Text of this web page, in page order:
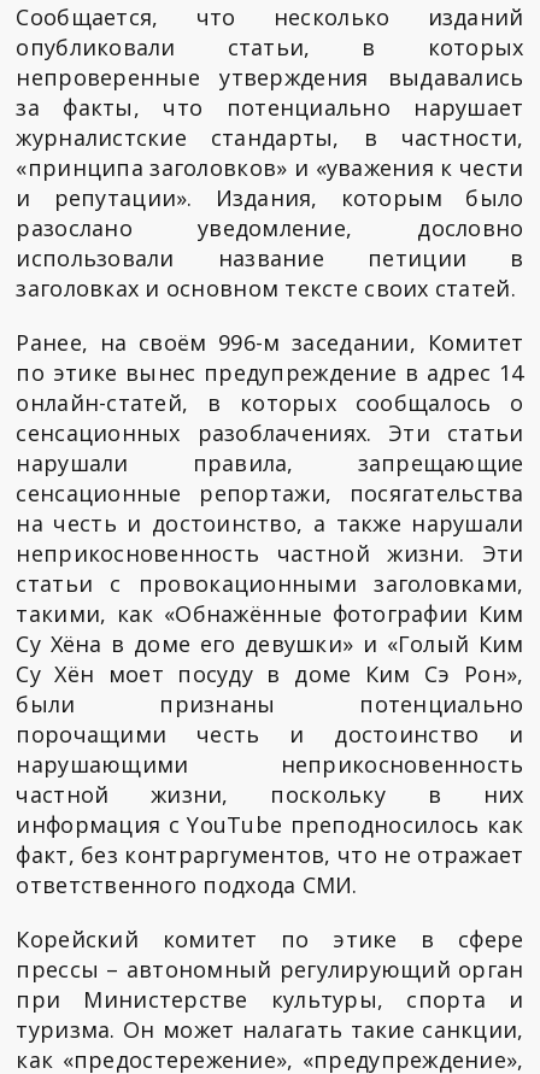
Сообщается, что несколько изданий
опубликовали статьи, в которых
непроверенные утверждения выдавались
за факты, что потенциально нарушает
журналистские стандарты, в частности,
«принципа заголовков» и «уважения к чести
и репутации». Издания, которым было
разослано уведомление, дословно
использовали название петиции в
заголовках и основном тексте своих статей.
Ранее, на своём 996-м заседании, Комитет
по этике вынес предупреждение в адрес 14
онлайн-статей, в которых сообщалось о
сенсационных разоблачениях. Эти статьи
нарушали правила, запрещающие
сенсационные репортажи, посягательства
на честь и достоинство, а также нарушали
неприкосновенность частной жизни. Эти
статьи с провокационными заголовками,
такими, как «Обнажённые фотографии Ким
Су Хёна в доме его девушки» и «Голый Ким
Су Хён моет посуду в доме Ким Сэ Рон»,
были признаны потенциально
порочащими честь и достоинство и
нарушающими неприкосновенность
частной жизни, поскольку в них
информация с YouTube преподносилось как
факт, без контраргументов, что не отражает
ответственного подхода СМИ.
Корейский комитет по этике в сфере
прессы – автономный регулирующий орган
при Министерстве культуры, спорта и
туризма. Он может налагать такие санкции,
как «предостережение», «предупреждение»,